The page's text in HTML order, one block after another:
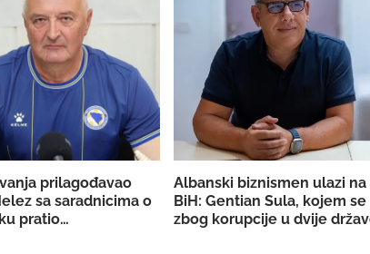
prilagođavao
sa saradnicima o
pratio
Albanski biznismen ulazi
BiH: Gentian Sula, kojem se
zbog korupcije u dvije